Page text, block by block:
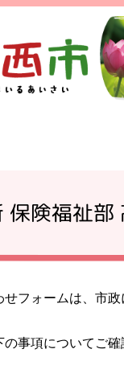
保険福祉
せフォームは、市
の事項についてご確